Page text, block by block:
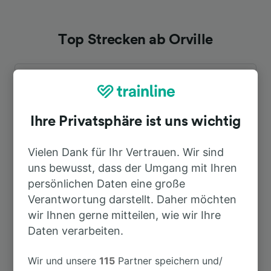
Top Strecken ab Orville
Nach Paris Gare de Lyon 5h 5min
Auf der Suche nach weiteren
Ideen?
Ihre Privatsphäre ist uns wichtig
Vielen Dank für Ihr Vertrauen. Wir sind
uns bewusst, dass der Umgang mit Ihren
persönlichen Daten eine große
Verantwortung darstellt. Daher möchten
wir Ihnen gerne mitteilen, wie wir Ihre
Daten verarbeiten.
Wir und unsere115 Partner speichern und/